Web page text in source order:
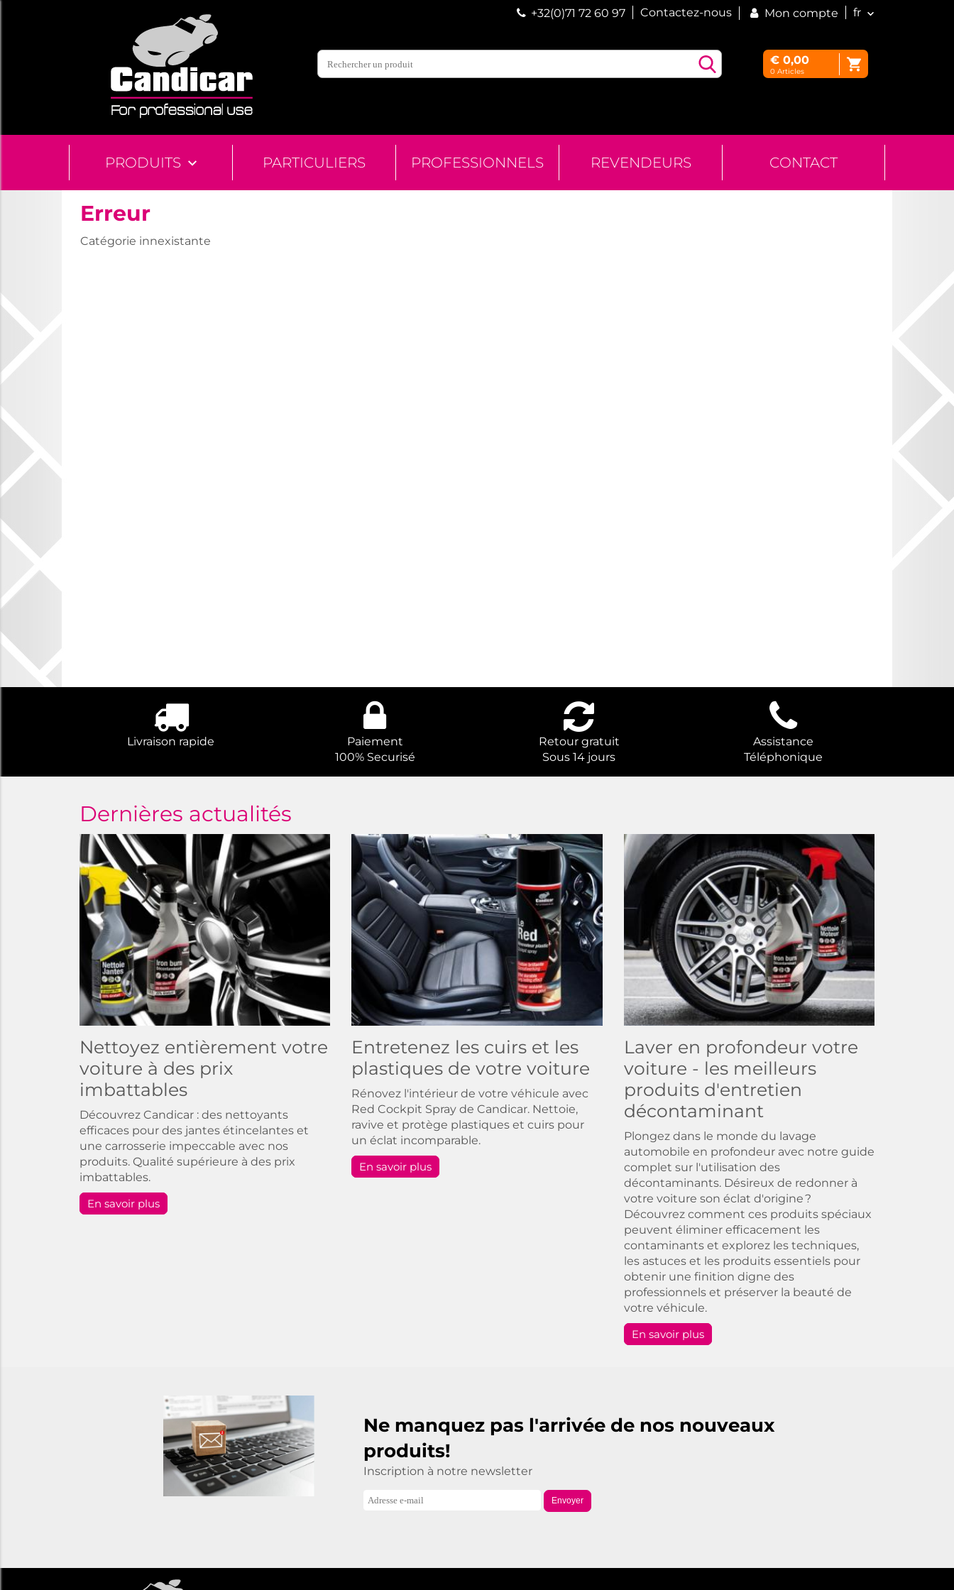
€ 0,00
0 Articles
fr
Mon compte
Contactez-nous
+32(0)71 72 60 97
PRODUITS PARTICULIERS PROFESSIONNELS REVENDEURS CONTACT
Erreur
Catégorie innexistante
Livraison rapide
Paiement
100% Securisé
Retour gratuit
Sous 14 jours
Assistance
Téléphonique
Dernières actualités
Nettoyez entièrement votre
voiture à des prix
imbattables
Découvrez Candicar : des nettoyants
efficaces pour des jantes étincelantes et
une carrosserie impeccable avec nos
produits. Qualité supérieure à des prix
imbattables.
En savoir plus
Entretenez les cuirs et les
plastiques de votre voiture
Rénovez l'intérieur de votre véhicule avec
Red Cockpit Spray de Candicar. Nettoie,
ravive et protège plastiques et cuirs pour
un éclat incomparable.
En savoir plus
Laver en profondeur votre
voiture - les meilleurs
produits d'entretien
décontaminant
Plongez dans le monde du lavage
automobile en profondeur avec notre guide
complet sur l'utilisation des
décontaminants. Désireux de redonner à
votre voiture son éclat d'origine ?
Découvrez comment ces produits spéciaux
peuvent éliminer efficacement les
contaminants et explorez les techniques,
les astuces et les produits essentiels pour
obtenir une finition digne des
professionnels et préserver la beauté de
votre véhicule.
En savoir plus
Ne manquez pas l'arrivée de nos nouveaux
produits!
Inscription à notre newsletter
Envoyer